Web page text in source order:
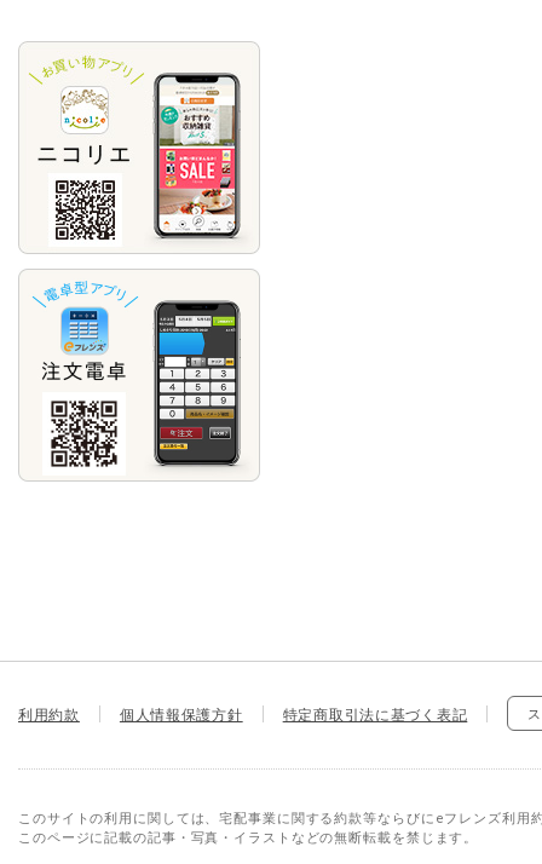
利用約款 個人情報保護方針 特定商取引法に基づく表記
このサイトの利用に関しては、宅配事業に関する約款等ならびにeフレンズ利用
このページに記載の記事・写真・イラストなどの無断転載を禁じます。